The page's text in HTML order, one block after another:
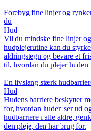
Forebyg fine linjer og
du
Hud
Vil du mindske fine linjer
hudplejerutine kan du
aldringstegn og bevare et
til, hvordan du plejer huden
En livslang stærk
Hud
Hudens barriere beskytter
for, hvordan huden ser ud
hudbarriere i alle aldre,
den pleje, den har brug for.